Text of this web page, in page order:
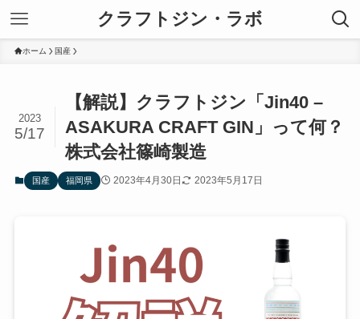
クラフトジン・ラボ
ホーム 国産
【解説】クラフトジン「Jin40 –
ASAKURA CRAFT GIN」って何？
株式会社篠崎製造
2023
5/17
国産 福岡県 2023年4月30日 2023年5月17日